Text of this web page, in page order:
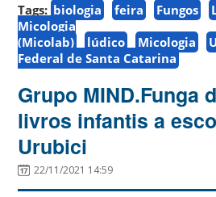
Tags: biologia feira Fungos
Micologia
(Micolab)
lúdico Micologia
Federal de Santa Catarina
Grupo MIND.Funga
livros infantis a
Urubici
22/11/2021 14:59